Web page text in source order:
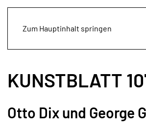
Zum Hauptinhalt springen
KUNSTBLATT
Otto Dix und George